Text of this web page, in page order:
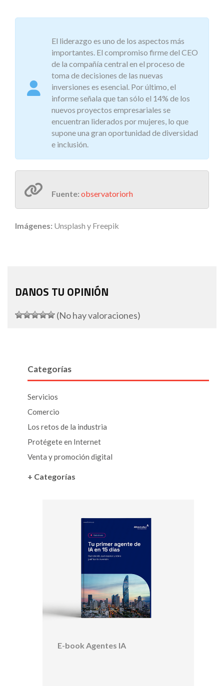
El liderazgo es uno de los aspectos más
importantes. El compromiso firme del CEO
de la compañía central en el proceso de
toma de decisiones de las nuevas
inversiones es esencial. Por último, el
informe señala que tan sólo el 14% de los
nuevos proyectos empresariales se
encuentran liderados por mujeres, lo que
supone una gran oportunidad de diversidad
e inclusión.
Fuente: observatoriorh
Imágenes: Unsplash y Freepik
DANOS TU OPINIÓN
(No hay valoraciones)
Categorías
Servicios
Comercio
Los retos de la industria
Protégete en Internet
Venta y promoción digital
+ Categorías
E-book Agentes IA